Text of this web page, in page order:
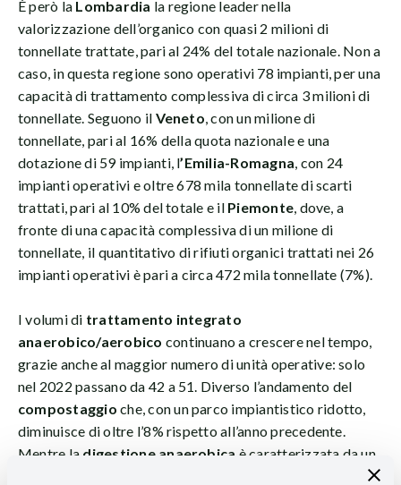
È però la Lombardia la regione leader nella
valorizzazione dell’organico con quasi 2 milioni di
tonnellate trattate, pari al 24% del totale nazionale. Non a
caso, in questa regione sono operativi 78 impianti, per una
capacità di trattamento complessiva di circa 3 milioni di
tonnellate. Seguono il Veneto, con un milione di
tonnellate, pari al 16% della quota nazionale e una
dotazione di 59 impianti, l’Emilia-Romagna, con 24
impianti operativi e oltre 678 mila tonnellate di scarti
trattati, pari al 10% del totale e il Piemonte, dove, a
fronte di una capacità complessiva di un milione di
tonnellate, il quantitativo di rifiuti organici trattati nei 26
impianti operativi è pari a circa 472 mila tonnellate (7%).
I volumi di trattamento integrato
anaerobico/aerobico continuano a crescere nel tempo,
grazie anche al maggior numero di unità operative: solo
nel 2022 passano da 42 a 51. Diverso l’andamento del
compostaggio che, con un parco impiantistico ridotto,
diminuisce di oltre l’8% rispetto all’anno precedente.
Mentre la digestione anaerobica è caratterizzata da un